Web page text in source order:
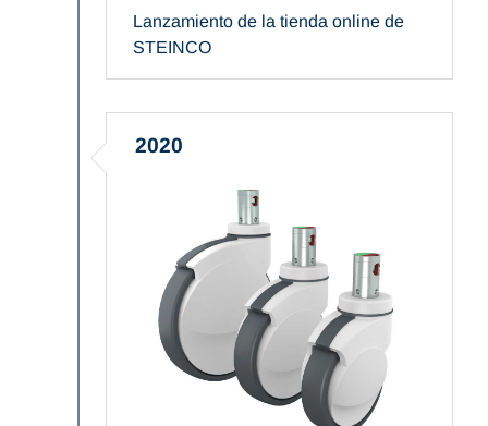
Lanzamiento de la tienda online de
STEINCO
2020